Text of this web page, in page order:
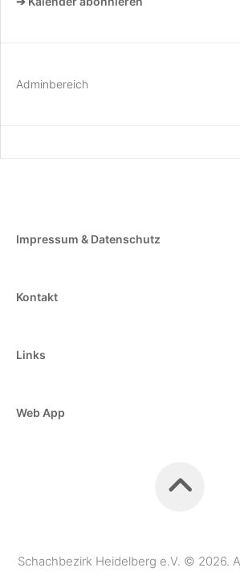
Adminbereich
Impressum & Datenschutz
Kontakt
Links
Web App
Schachbezirk Heidelberg e.V. © 2026.